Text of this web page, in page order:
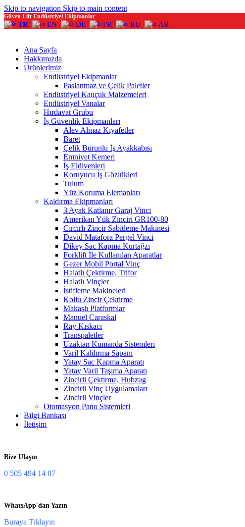
Skip to navigation Skip to main content
Güven Lift Endüstriyel Ekipmanlar
TR EN DE FR RU AR
Ana Sayfa
Hakkımızda
Ürünlerimiz
Endüstriyel Ekipmanlar
Paslanmaz ve Çelik Paletler
Endüstriyel Kauçuk Malzemeleri
Endüstriyel Vanalar
Hırdavat Grubu
İş Güvenlik Ekipmanları
Alev Almaz Kıyafetler
Baret
Çelik Burunlu İş Ayakkabısı
Emniyet Kemeri
İş Eldivenleri
Koruyucu İş Gözlükleri
Tulum
Yüz Koruma Elemanları
Kaldırma Ekipmanları
3 Ayak Katlanır Garaj Vinci
Amerikan Yük Zinciri GR100-80
Cırcırlı Zincir Sabitleme Makinesi
David Matafora Pergel Vinci
Dikey Sac Kapma Kurtağzı
Forklift İle Kullanılan Aparatlar
Gezer Mobil Portal Vinç
Halatlı Çektirme, Trifor
Halatlı Vinçler
İstifleme Makineleri
Kollu Zincir Çektirme
Makaslı Platformlar
Manuel Caraskal
Ray Kıskacı
Transpaletler
Uzaktan Kumanda Sistemleri
Varil Kaldırma Sapanı
Yatay Sac Kapma Aparatı
Yatay Varil Taşıma Aparatı
Zincirli Çektirme, Hubzug
Zincirli Vinç Uygulamaları
Zincirli Vinçler
Otomasyon Pano Sistemleri
Bilgi Bankası
İletişim
Bize Ulaşın
0 505 494 14 07
WhatsApp'dan Yazın
Buraya Tıklayın